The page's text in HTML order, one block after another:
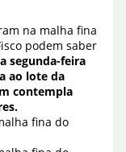
na malha fina
podem saber
segunda-feira
ao lote da
contempla